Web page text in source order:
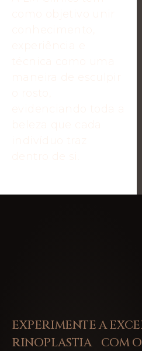
EXPERIMENTE A
RINOPLASTIA COM O